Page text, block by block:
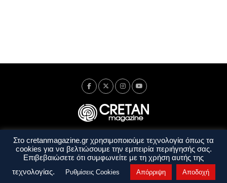
Ταυτότητα Πολιτική Απορρήτου
Όροι Χρήσης
Όροι και Προϋποθέσεις
Στο cretanmagazine.gr χρησιμοποιούμε τεχνολογία όπως τα
cookies για να βελτιώσουμε την εμπειρία περιήγησής σας.
Επιβεβαιώσετε ότι συμφωνείτε με τη χρήση αυτής της
τεχνολογίας.
Ρυθμίσεις Cookies Απόρριψη Αποδοχή